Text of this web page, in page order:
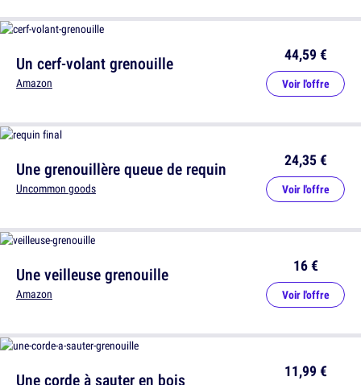
Un cerf-volant grenouille
Amazon
44,59 €
Voir l'offre
Une veilleuse grenouille
Amazon
16 €
Voir l'offre
Une grenouillère queue de requin
Uncommon goods
24,35 €
Voir l'offre
Une corde à sauter en bois 11,99 €